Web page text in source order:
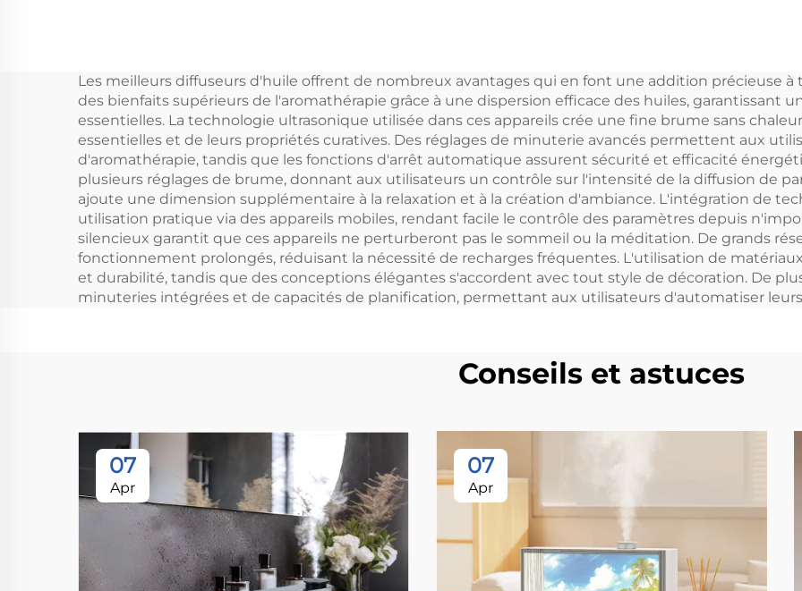
d'arôme intelligent
d'huile parfumée
d'air
essentielles Parfums
Rafraîchisseur d'air
Machine de parfum
d'air
maison
Les meilleurs diffuseurs d'huile offrent de nombreux avantages qui en font une addition précieuse
des bienfaits supérieurs de l'aromathérapie grâce à une dispersion efficace des huiles, garantissant
essentielles. La technologie ultrasonique utilisée dans ces appareils crée une fine brume sans
essentielles et de leurs propriétés curatives. Des réglages de minuterie avancés permettent aux
d'aromathérapie, tandis que les fonctions d'arrêt automatique assurent sécurité et efficacité
plusieurs réglages de brume, donnant aux utilisateurs un contrôle sur l'intensité de la diffusion de
ajoute une dimension supplémentaire à la relaxation et à la création d'ambiance. L'intégration de
utilisation pratique via des appareils mobiles, rendant facile le contrôle des paramètres depuis
silencieux garantit que ces appareils ne perturberont pas le sommeil ou la méditation. De grands
fonctionnement prolongés, réduisant la nécessité de recharges fréquentes. L'utilisation de
et durabilité, tandis que des conceptions élégantes s'accordent avec tout style de décoration. De
minuteries intégrées et de capacités de planification, permettant aux utilisateurs d'automatiser
Conseils et astuces
07
Apr
07
Apr